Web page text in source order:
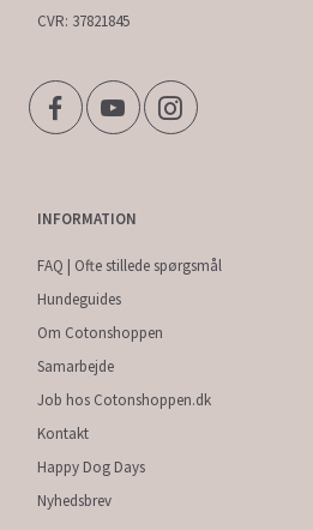
CVR: 37821845
INFORMATION
FAQ | Ofte stillede spørgsmål
Hundeguides
Om Cotonshoppen
Samarbejde
Job hos Cotonshoppen.dk
Kontakt
Happy Dog Days
Nyhedsbrev